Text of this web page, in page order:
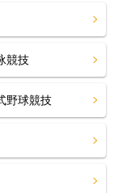
競技
野球競技